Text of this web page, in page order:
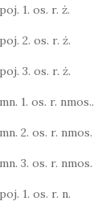
1. os. r. ż.
2. os. r. ż.
3. os. r. ż.
1. os. r. nmos..
2. os. r. nmos.
3. os. r. nmos.
1. os. r. n.